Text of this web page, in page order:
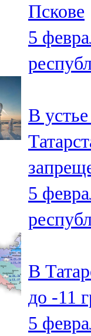
Пскове
5
В
5
В
до -11
5